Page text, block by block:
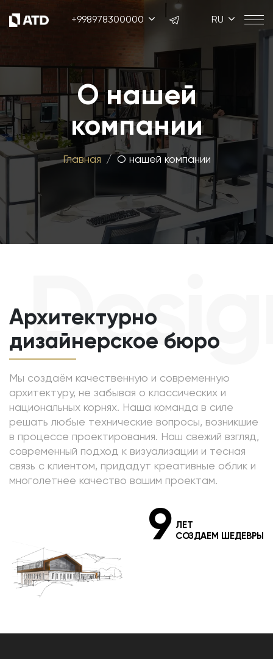
+998978300000 RU
О нашей
компании
Главная О нашей компании
Архитектурно
дизайнерское бюро
Мы создаём качественную и современную
архитектуру, не забывая о классических и
национальных корнях. Наша команда в силе
решать любые технические вопросы, возникшие
в процессе проектирования. Наш свежий взгляд,
современный подход к визуализации и тесная
связь с клиентом, придадут креативные облик и
многолетнее качество вашим проектам.
9 ЛЕТ
СОЗДАЕМ ШЕДЕВРЫ